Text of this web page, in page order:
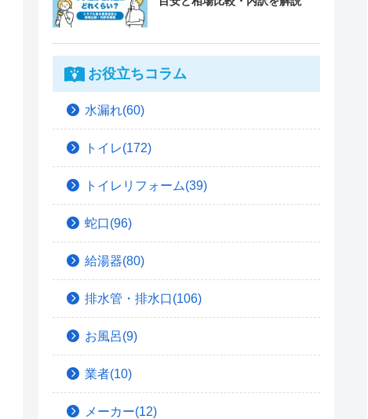
お役立ちコラム
水漏れ(60)
トイレ(172)
トイレリフォーム(39)
蛇口(96)
給湯器(80)
排水管・排水口(106)
お風呂(9)
業者(10)
メーカー(12)